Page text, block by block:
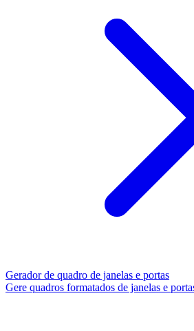
Gerador de quadro de janelas e portas
Gere quadros formatados de janelas e